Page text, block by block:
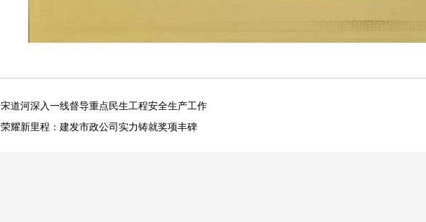
宋道河深入一线督导重点民生工程安全生产工作
荣耀新里程：建发市政公司实力铸就奖项丰碑